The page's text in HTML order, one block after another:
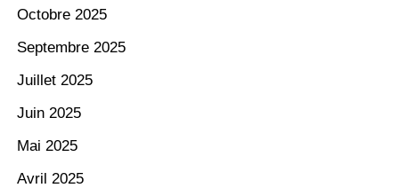
Octobre 2025
Septembre 2025
Juillet 2025
Juin 2025
Mai 2025
Avril 2025